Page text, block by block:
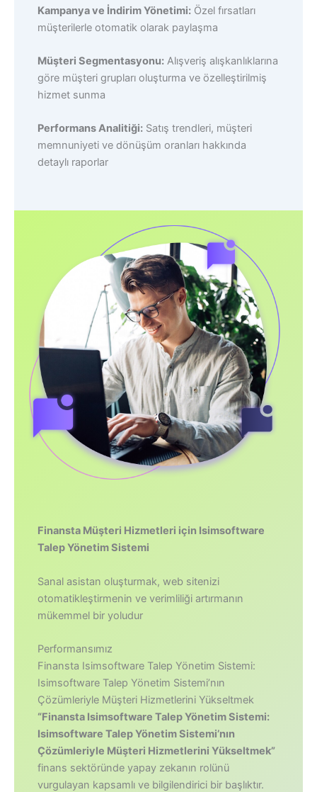
Kampanya ve İndirim Yönetimi:Özel fırsatları
müşterilerle otomatik olarak paylaşma
Müşteri Segmentasyonu:Alışveriş alışkanlıklarına
göre müşteri grupları oluşturma ve özelleştirilmiş
hizmet sunma
Performans Analitiği:Satış trendleri, müşteri
memnuniyeti ve dönüşüm oranları hakkında
detaylı raporlar
Finansta Müşteri Hizmetleri için Isimsoftware
Talep Yönetim Sistemi
Sanal asistan oluşturmak, web sitenizi
otomatikleştirmenin ve verimliliği artırmanın
mükemmel bir yoludur
Performansımız
Finansta Isimsoftware Talep Yönetim Sistemi:
Isimsoftware Talep Yönetim Sistemi’nın
Çözümleriyle Müşteri Hizmetlerini Yükseltmek
“Finansta Isimsoftware Talep Yönetim Sistemi:
Isimsoftware Talep Yönetim Sistemi’nın
Çözümleriyle Müşteri Hizmetlerini Yükseltmek”
finans sektöründe yapay zekanın rolünü
vurgulayan kapsamlı ve bilgilendirici bir başlıktır.